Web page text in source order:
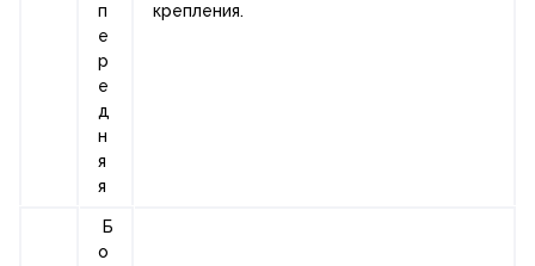
п
е
р
е
д
н
я
я
крепления.
Б
о